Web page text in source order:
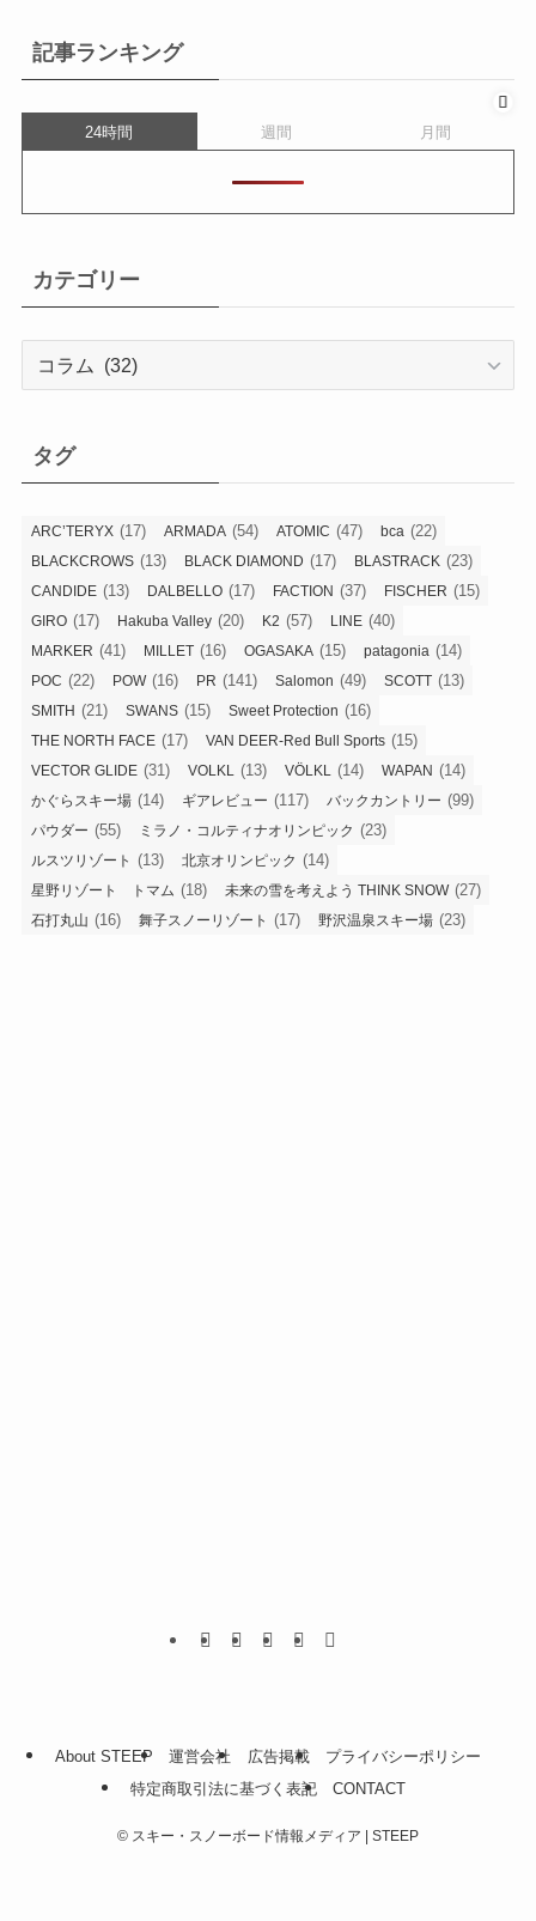
記事ランキング
24時間 週間 月間
カテゴリー
ー
タグ
ARC’TERYX (17) ARMADA (54) ATOMIC (47) bca (22)
BLACKCROWS (13) BLACK DIAMOND (17) BLASTRACK (23)
CANDIDE (13) DALBELLO (17) FACTION (37) FISCHER (15)
GIRO (17) Hakuba Valley (20) K2 (57) LINE (40)
MARKER (41) MILLET (16) OGASAKA (15) patagonia (14)
POC (22) POW(16) PR (141) Salomon (49) SCOTT (13)
SMITH (21) SWANS (15) Sweet Protection (16)
THE NORTH FACE (17) VAN DEER-Red Bull Sports (15)
VECTOR GLIDE (31) VOLKL (13) VÖLKL (14) WAPAN (14)
かぐらスキー場 (14) ギアレビュー (117) バックカントリー (99)
パウダー (55) ミラノ・コルティナオリンピック (23)
ルスツリゾート (13) 北京オリンピック (14)
星野リゾート トマム (18) 未来の雪を考えよう THINK SNOW(27)
石打丸山 (16) 舞子スノーリゾート (17) 野沢温泉スキー場 (23)
About STEEP 運営会社 広告掲載
プライバシーポリシー
特定商取引法に基づく表記
CONTACT
© スキー・スノーボード情報メディア | STEEP